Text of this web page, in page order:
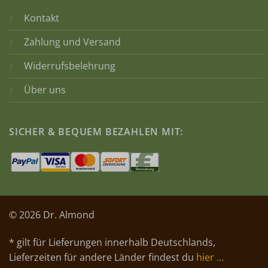
Kontakt
Zahlung und Versand
Widerrufsbelehrung
Über uns
SICHER & BEQUEM BEZAHLEN MIT:
© 2026 Dr. Almond
* gilt für Lieferungen innerhalb Deutschlands,
Lieferzeiten für andere Länder findest du hier …